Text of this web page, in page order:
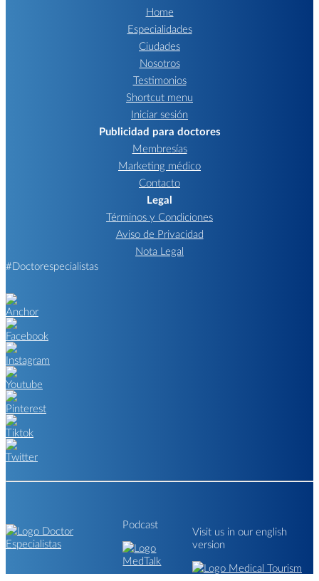
Home
Especialidades
Ciudades
Nosotros
Testimonios
Shortcut menu
Iniciar sesión
Publicidad para doctores
Membresías
Marketing médico
Contacto
Legal
Términos y Condiciones
Aviso de Privacidad
Nota Legal
#Doctorespecialistas
Podcast
Visit us in our english
version